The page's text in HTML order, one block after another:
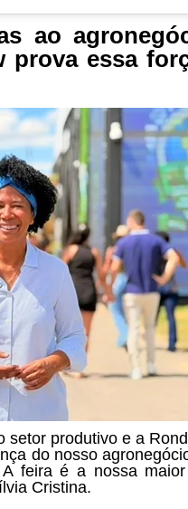
ao
prova essa
setor produtivo e a
do nosso
feira é a nossa
Cristina.